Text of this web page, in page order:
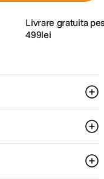
Livrare gratuita
499lei